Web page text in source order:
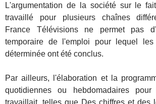
L'argumentation de la société sur le
travaillé pour plusieurs chaînes
France Télévisions ne permet pas
temporaire de l'emploi pour lequel
déterminée ont été conclus.
Par ailleurs, l'élaboration et la
quotidiennes ou hebdomadaires
travaillait, telles que Des chiffres et des